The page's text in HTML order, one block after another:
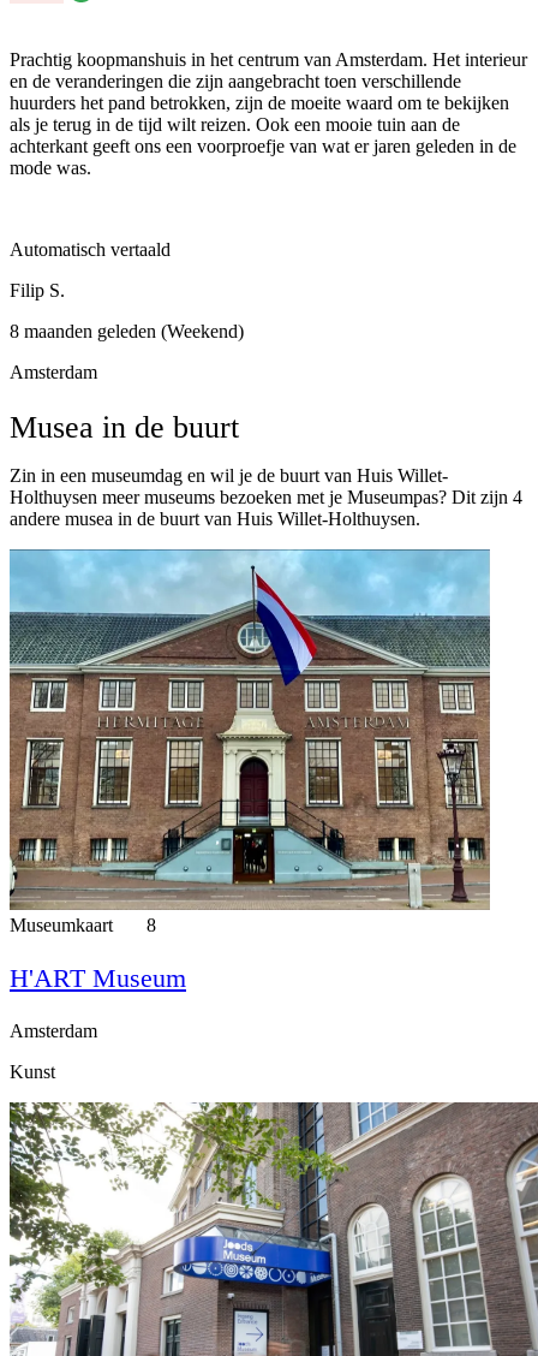
Prachtig koopmanshuis in het centrum van Amsterdam. Het interieur
en de veranderingen die zijn aangebracht toen verschillende
huurders het pand betrokken, zijn de moeite waard om te bekijken
als je terug in de tijd wilt reizen. Ook een mooie tuin aan de
achterkant geeft ons een voorproefje van wat er jaren geleden in de
mode was.
Automatisch vertaald
Filip S.
8 maanden geleden (Weekend)
Amsterdam
Musea in de buurt
Zin in een museumdag en wil je de buurt van Huis Willet-
Holthuysen meer museums bezoeken met je Museumpas? Dit zijn 4
andere musea in de buurt van Huis Willet-Holthuysen.
Museumkaart 8
H'ART Museum
Amsterdam
Kunst